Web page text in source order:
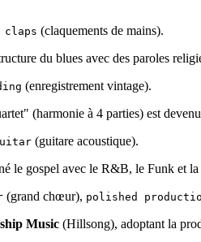
claps (claquements de mains).
du blues avec des paroles
(enregistrement vintage).
(harmonie à 4 parties) est
(guitare acoustique).
le gospel avec le R&B, le Funk et la
(grand chœur), polished
Music (Hillsong), adoptant la